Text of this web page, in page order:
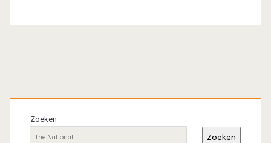
Primaire
sidebar
Zoeken
Zoeken